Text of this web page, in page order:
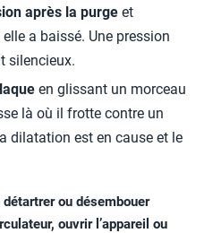
après la purge et
a baissé. Une pression
silencieux.
en glissant un morceau
là où il frotte contre un
dilatation est en cause et le
détartrer ou désembouer
ouvrir l’appareil ou